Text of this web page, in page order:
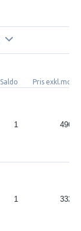
Saldo Pris exkl.moms
1 496
1 332